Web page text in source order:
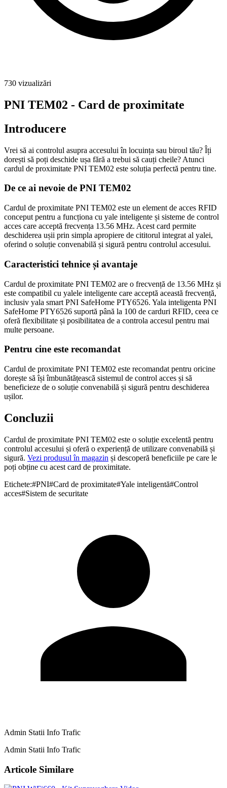
730 vizualizări
PNI TEM02 - Card de proximitate
Introducere
Vrei să ai controlul asupra accesului în locuința sau biroul tău? Îți
dorești să poți deschide ușa fără a trebui să cauți cheile? Atunci
cardul de proximitate PNI TEM02 este soluția perfectă pentru tine.
De ce ai nevoie de PNI TEM02
Cardul de proximitate PNI TEM02 este un element de acces RFID
conceput pentru a funcționa cu yale inteligente și sisteme de control
acces care acceptă frecvența 13.56 MHz. Acest card permite
deschiderea ușii prin simpla apropiere de cititorul integrat al yalei,
oferind o soluție convenabilă și sigură pentru controlul accesului.
Caracteristici tehnice și avantaje
Cardul de proximitate PNI TEM02 are o frecvență de 13.56 MHz și
este compatibil cu yalele inteligente care acceptă această frecvență,
inclusiv yala smart PNI SafeHome PTY6526. Yala inteligenta PNI
SafeHome PTY6526 suportă până la 100 de carduri RFID, ceea ce
oferă flexibilitate și posibilitatea de a controla accesul pentru mai
multe persoane.
Pentru cine este recomandat
Cardul de proximitate PNI TEM02 este recomandat pentru oricine
dorește să își îmbunătățească sistemul de control acces și să
beneficieze de o soluție convenabilă și sigură pentru deschiderea
ușilor.
Concluzii
Cardul de proximitate PNI TEM02 este o soluție excelentă pentru
controlul accesului și oferă o experiență de utilizare convenabilă și
sigură. Vezi produsul în magazin și descoperă beneficiile pe care le
poți obține cu acest card de proximitate.
Etichete:#PNI#Card de proximitate#Yale inteligentă#Control
acces#Sistem de securitate
Admin Statii Info Trafic
Admin Statii Info Trafic
Articole Similare